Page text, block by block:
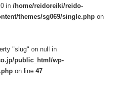
0 in/home/reidoreiki/reido-
themes/sg069/single.php on
"slug" on null in
public_html/wp-
on line47